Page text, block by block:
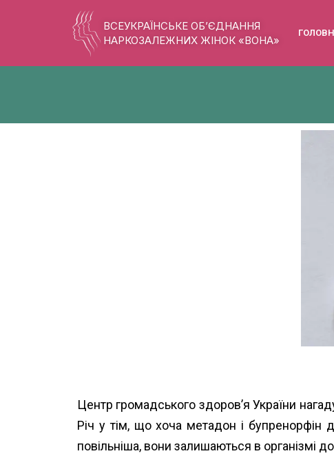
ВСЕУКРАЇНСЬКЕ ОБ’ЄДНАННЯ
НАРКОЗАЛЕЖНИХ ЖІНОК «ВОНА»
Центр громадського здоров’я України
Річ у тім, що хоча метадон і бупренорфін
повільніша, вони залишаються в організмі